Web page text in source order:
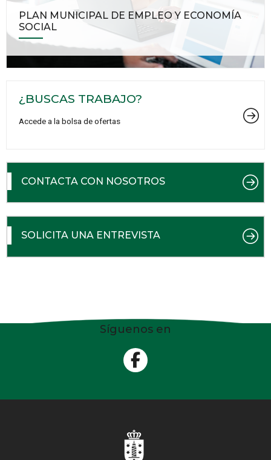
PLAN MUNICIPAL DE EMPLEO Y ECONOMÍA
SOCIAL
¿BUSCAS TRABAJO?
Accede a la bolsa de ofertas
CONTACTA CON NOSOTROS
SOLICITA UNA ENTREVISTA
Síguenos en